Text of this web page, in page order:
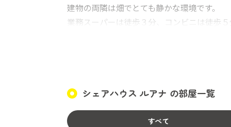
建物の両隣は畑でとても静かな環境です。
業務スーパーは徒歩３分、コンビニは徒歩
シェアハウス ルアナ の部屋一覧
すべて